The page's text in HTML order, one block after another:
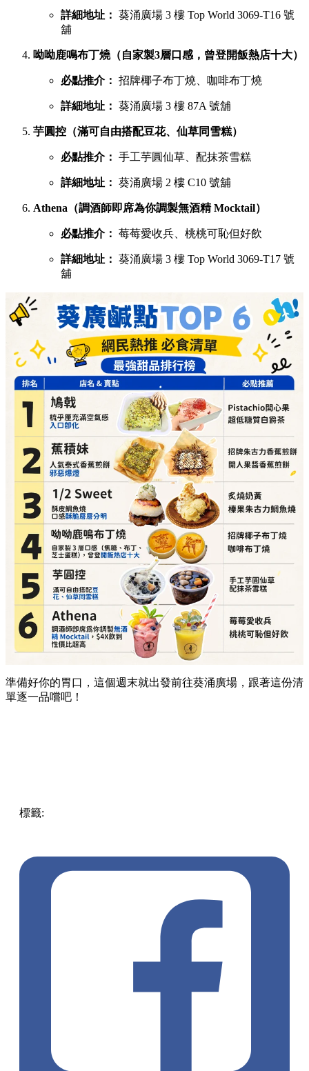
詳細地址： 葵涌廣場 3 樓 Top World 3069-T16 號
舖
呦呦鹿鳴布丁燒（自家製3層口感，曾登開飯熱店十大）
必點推介： 招牌椰子布丁燒、咖啡布丁燒
詳細地址： 葵涌廣場 3 樓 87A 號舖
芋圓控（滿可自由搭配豆花、仙草同雪糕）
必點推介： 手工芋圓仙草、配抹茶雪糕
詳細地址： 葵涌廣場 2 樓 C10 號舖
Athena（調酒師即席為你調製無酒精 Mocktail）
必點推介： 莓莓愛收兵、桃桃可恥但好飲
詳細地址： 葵涌廣場 3 樓 Top World 3069-T17 號
舖
準備好你的胃口，這個週末就出發前往葵涌廣場，跟著這份清
單逐一品嚐吧！
標籤: